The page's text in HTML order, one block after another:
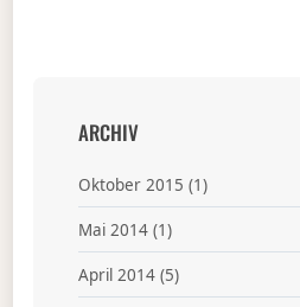
ARCHIV
Oktober 2015 (1)
Mai 2014(1)
April 2014(5)